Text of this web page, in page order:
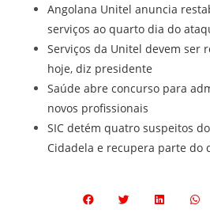
Angolana Unitel anuncia
serviços ao quarto dia do
Serviços da Unitel devem ser
hoje, diz presidente
Saúde abre concurso para
novos profissionais
SIC detém quatro suspeitos
Cidadela e recupera parte do